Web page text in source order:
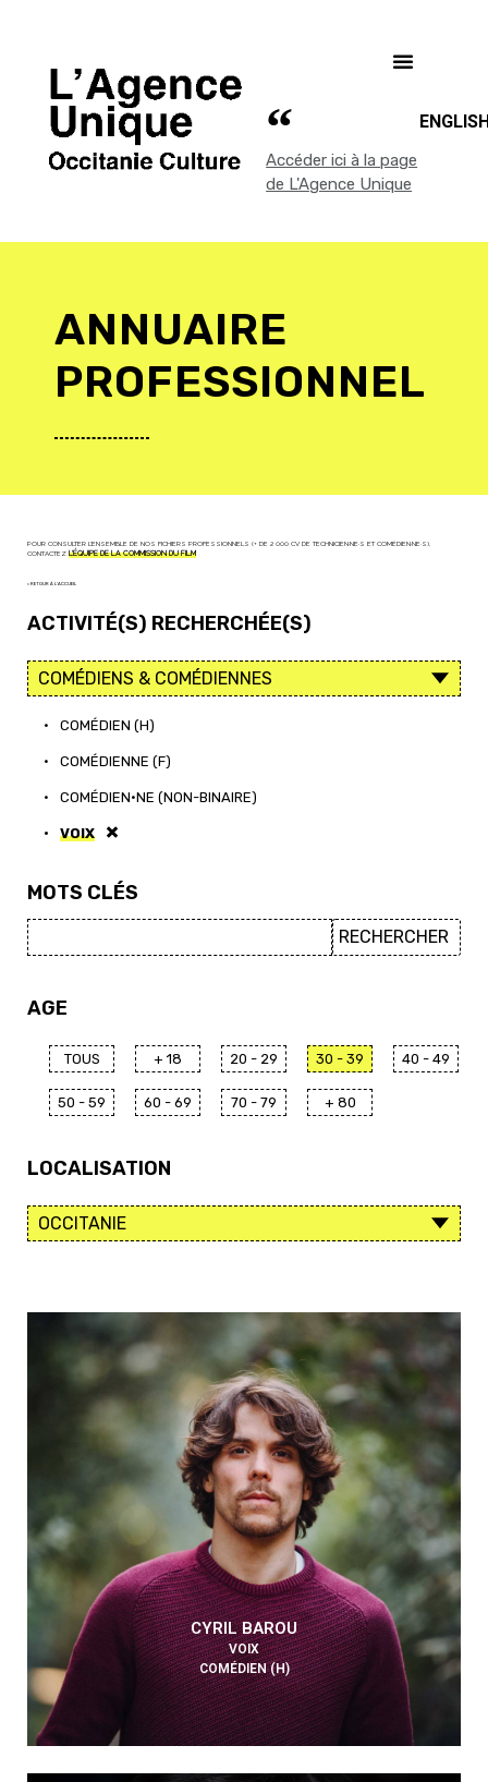
Accéder ici à la page
de L'Agence Unique
ANNUAIRE
PROFESSIONNEL
POUR CONSULTER L'ENSEMBLE DE NOS FICHIERS PROFESSIONNELS (+ DE 2 000 CV DE TECHNICIEN·NE·S ET COMÉDIEN·NE·S),
CONTACTEZ L'ÉQUIPE DE LA COMMISSION DU FILM
< RETOUR À L'ACCUEIL
ACTIVITÉ(S) RECHERCHÉE(S)
• COMÉDIEN (H)
• COMÉDIENNE (F)
• COMÉDIEN·NE (NON-BINAIRE)
• VOIX
MOTS CLÉS
AGE
TOUS + 18 20 - 29 30 - 39 40 - 49
50 - 59 60 - 69 70 - 79 + 80
LOCALISATION
CYRIL BAROU
VOIX
COMÉDIEN (H)